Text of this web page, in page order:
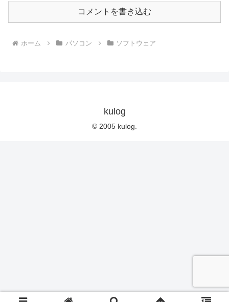
コメントを書き込む
ホーム パソコン ソフトウェア
kulog
© 2005 kulog.